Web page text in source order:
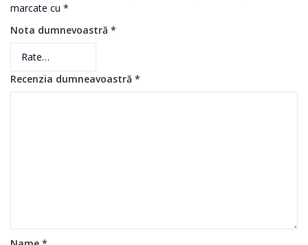
marcate cu *
Nota dumnevoastră *
Recenzia dumneavoastră *